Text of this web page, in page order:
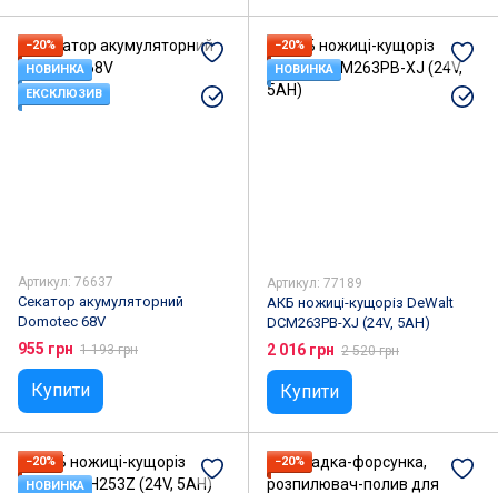
−20%
НОВИНКА
ЕКСКЛЮЗИВ
Артикул: 76637
Секатор акумуляторний
Domotec 68V
955 грн 1 193 грн
Купити
−20%
НОВИНКА
Артикул: 77189
АКБ ножиці-кущоріз DeWalt
DCM263PB-XJ (24V, 5АН)
2 016 грн 2 520 грн
Купити
−20%
НОВИНКА
−20%